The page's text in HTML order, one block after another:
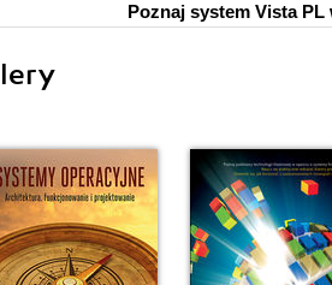
Poznaj system Vista PL